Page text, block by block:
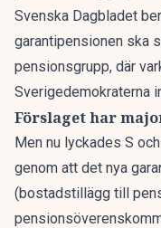
Svenska Dagbladet
garantipensionen ska
pensionsgrupp, där
Sverigedemokraterna
Förslaget har
Men nu lyckades S
genom att det nya
(bostadstillägg till